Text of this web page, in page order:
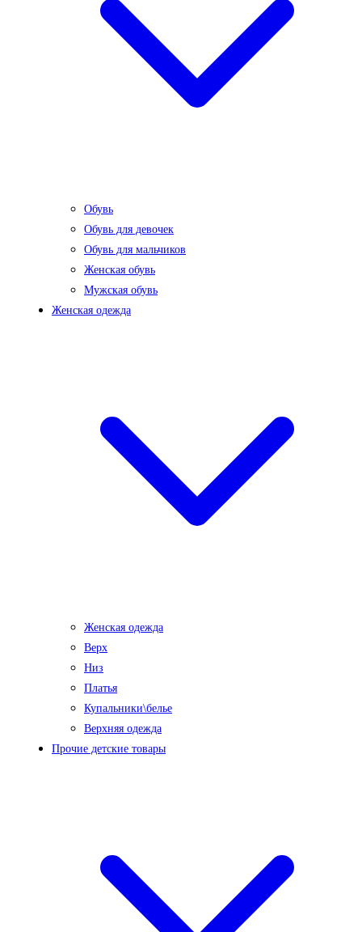
Обувь
Обувь для девочек
Обувь для мальчиков
Женская обувь
Мужская обувь
Женская одежда
Женская одежда
Верх
Низ
Платья
Купальники\белье
Верхняя одежда
Прочие детские товары